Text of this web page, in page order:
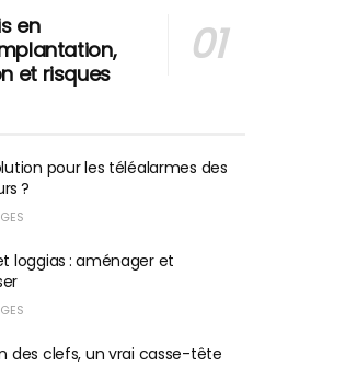
en
et risques
pour les téléalarmes des
?
loggias : aménager et
des clefs, un vrai casse-tête